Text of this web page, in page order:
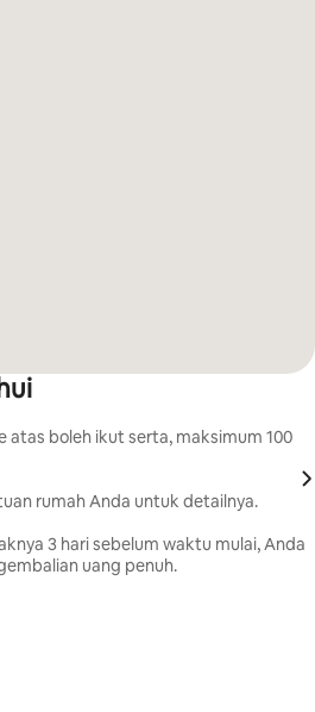
atas boleh ikut serta, maksimum 100
rumah Anda untuk detailnya.
3 hari sebelum waktu mulai, Anda
uang penuh.